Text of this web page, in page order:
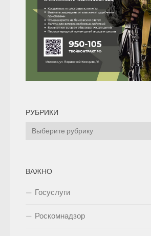
РУБРИКИ
Рубрики
ВАЖНО
Госуслуги
Роскомнадзор